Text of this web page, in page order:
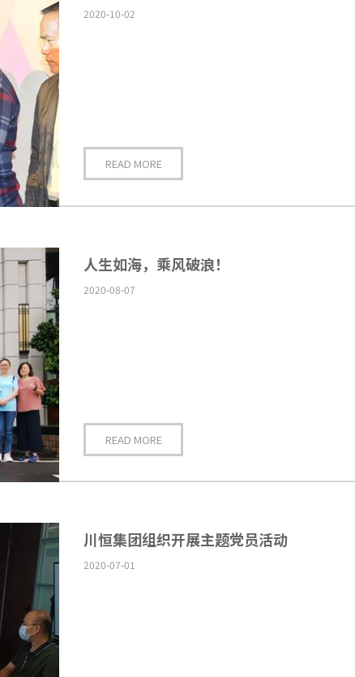
2020-10-02
READ MORE
人生如海，乘风破浪！
2020-08-07
READ MORE
川恒集团组织开展主题党员活动
2020-07-01